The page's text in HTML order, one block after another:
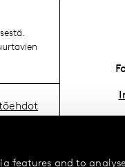
features and to